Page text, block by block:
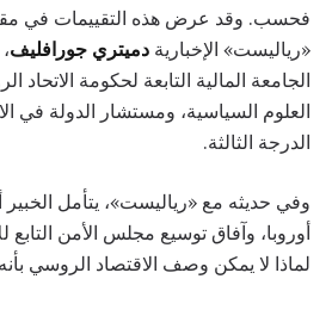
فحسب. وقد عرض هذه التقييمات في
«رياليست» الإخبارية دميتري جورافليف
الجامعة المالية التابعة لحكومة
العلوم السياسية، ومستشار الدولة في
الدرجة الثالثة.
وفي حديثه مع «رياليست»، يتأمل
أوروبا، وآفاق توسيع مجلس الأمن التابع
لماذا لا يمكن وصف الاقتصاد الروسي